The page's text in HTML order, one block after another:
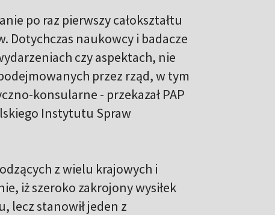
po raz pierwszy całokształtu
Dotychczas naukowcy i badacze
czy aspektach, nie
przez rząd, w tym
konsularne - przekazał PAP
Instytutu Spraw
z wielu krajowych i
iż szeroko zakrojony wysiłek
lecz stanowił jeden z